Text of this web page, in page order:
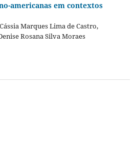
americanas em contextos
Marques Lima de Castro,
Rosana Silva Moraes